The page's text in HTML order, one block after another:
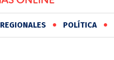
REGIONALES POLÍTICA